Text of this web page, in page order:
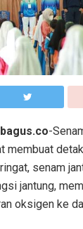
-
membuat
senam
jantung,
oksigen ke